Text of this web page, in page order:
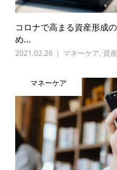
コロナで高まる資産形成
め...
2021.02.26 マネーケア, 資
マネーケア